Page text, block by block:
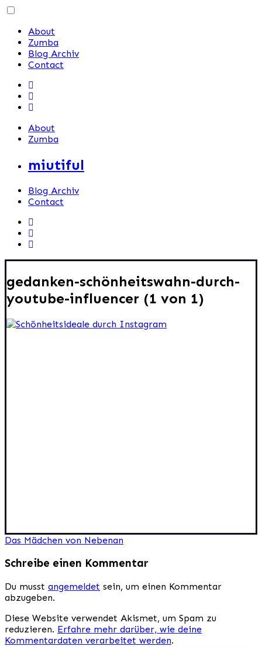
Skip
contentAbout
Zumba
Blog Archiv
Contact
About
Zumba
miutiful
Blog Archiv
Contact
gedanken-schönheitswahn-durch-
youtube-influencer (1 von 1)
Beitragsnavigation
Das Mädchen von Nebenan
Schreibe einen Kommentar
Du musst angemeldet sein, um einen Kommentar
abzugeben.
Diese Website verwendet Akismet, um Spam zu
reduzieren. Erfahre mehr darüber, wie deine
Kommentardaten verarbeitet werden.